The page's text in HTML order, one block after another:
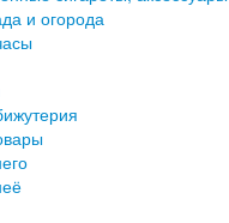
часы
и бижутерия
товары
для него
для неё
и огорода